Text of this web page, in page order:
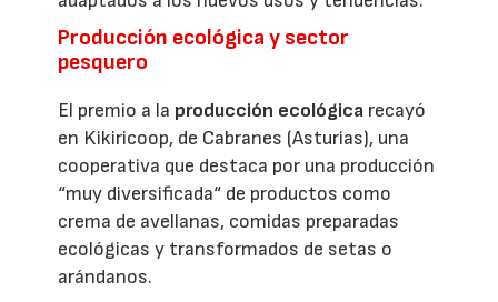
Producción ecológica y sector
pesquero
El premio a la producción ecológica recayó
en Kikiricoop, de Cabranes (Asturias), una
cooperativa que destaca por una producción
“muy diversificada“ de productos como
crema de avellanas, comidas preparadas
ecológicas y transformados de setas o
arándanos.